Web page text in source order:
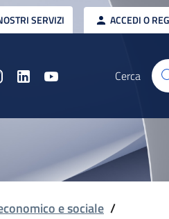
SERVIZI ACCEDI O
Cerca
e sociale /